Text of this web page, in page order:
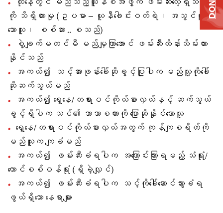
ထိုနေ့တွင် မည်သည့်ယူနစ်အဖွဲ့က ဖမ်းဆီးလေ့ရှိသည်
ကို သိရှိထားမှု (ဥပမာ – ယူနီဖေါင်းဝတ်ရဲ၊ အသွင်ယူထား
သောသူ၊ စစ်သား .. စသည်)
စွဲချက်မတင်မီ မည်မျှကြာအောင် ဖမ်းဆီးထိန်းသိမ်းထား
နိုင်သည်
အကယ်၍ သင့်အားဖုန်းခေါ်ဆိုခွင့်ပြုပါက မည်သူ့ကိုခေါ်
ဆိုဆက်သွယ်မည်
အကယ်၍ ရှေ့နေ/တရားဝင်ကိုယ်စားလှယ်နှင့် ဆက်သွယ်
ခွင့်ရှိပါက သင်၏ ဘာသာစကားကို ပြောဆိုနိုင်သောသူ
ရှေ့နေ/တရားဝင်ကိုယ်စားလှယ်အတွက် ကုန်ကျစရိတ်ကို
မည်သူက ကျခံမည်
အကယ်၍ ဖမ်းဆီးခံရပါက အကြောင်းကြားရမည့် သံရုံး/
ကောင်စစ်ဝန်ရုံး (ရှိခဲ့လျှင်)
အကယ်၍ ဖမ်းဆီးခံရပါက သင့်ကိုခေါ်ဆောင်သွားခံရ
ဖွယ်ရှိသော နေရာများ